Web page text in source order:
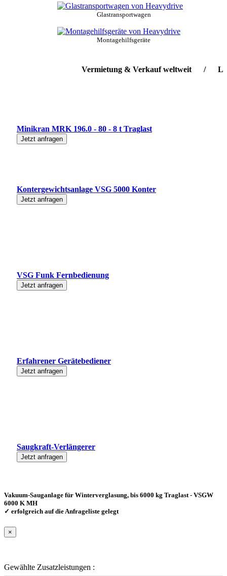
Glastransportwagen
Montagehilfsgeräte
Vermietung & Verkauf weltweit /
Minikran MRK 196.0 - 80 - 8 t Traglast
Jetzt anfragen
Kontergewichtsanlage VSG 5000 Konter
Jetzt anfragen
VSG Funk Fernbedienung
Jetzt anfragen
Erfahrener Gerätebediener
Jetzt anfragen
Saugkraft-Verlängerer
Jetzt anfragen
Vakuum-Sauganlage für Winterverglasung, bis 6000 kg Traglast - VSGW
6000 K MH
✓ erfolgreich auf die Anfrageliste gelegt
×
Gewählte Zusatzleistungen :